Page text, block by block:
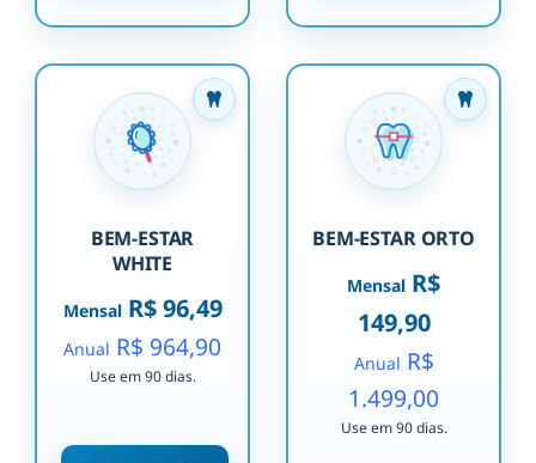
BEM-ESTAR
WHITE
MensalR$ 96,49
Anual R$ 964,90
Use em 90 dias.
BEM-ESTAR ORTO
Mensal R$
149,90
Anual R$
1.499,00
Use em 90 dias.